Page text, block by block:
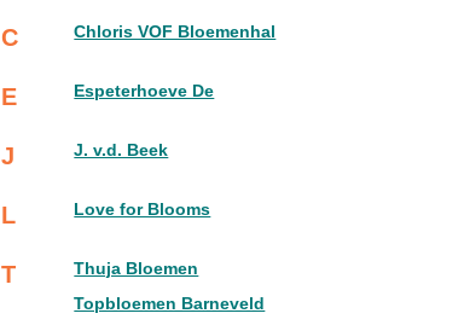
C Chloris VOF Bloemenhal
E Espeterhoeve De
J J. v.d. Beek
L Love for Blooms
T
Thuja Bloemen
Topbloemen Barneveld